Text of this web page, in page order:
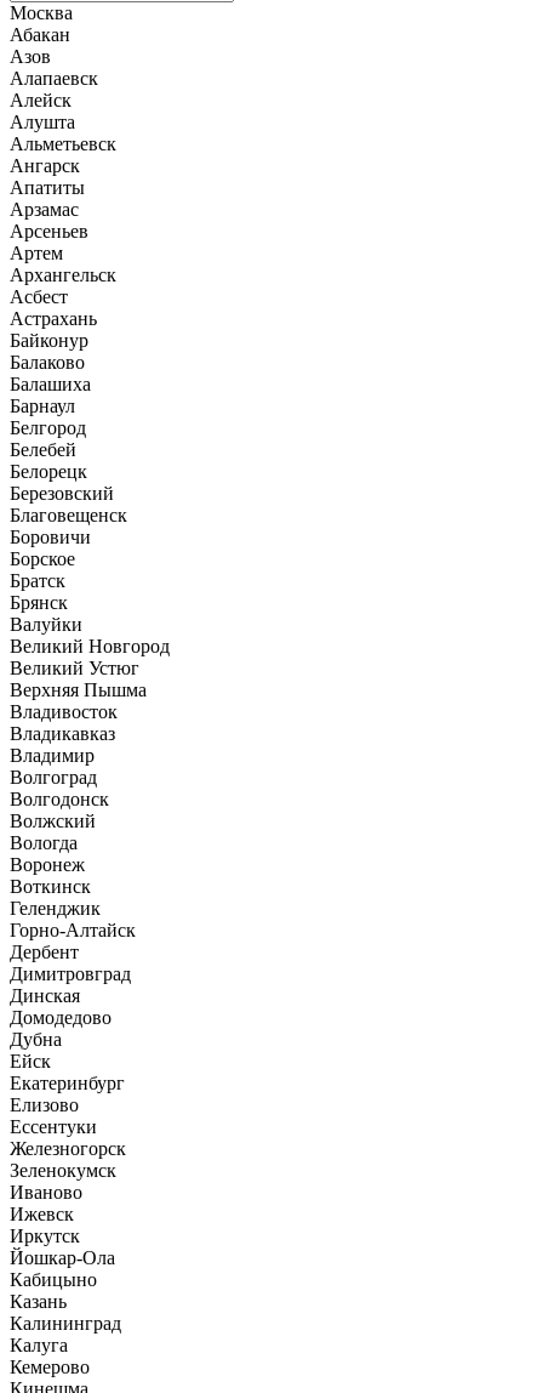
Москва
Абакан
Азов
Алапаевск
Алейск
Алушта
Альметьевск
Ангарск
Апатиты
Арзамас
Арсеньев
Артем
Архангельск
Асбест
Астрахань
Байконур
Балаково
Балашиха
Барнаул
Белгород
Белебей
Белорецк
Березовский
Благовещенск
Боровичи
Борское
Братск
Брянск
Валуйки
Великий Новгород
Великий Устюг
Верхняя Пышма
Владивосток
Владикавказ
Владимир
Волгоград
Волгодонск
Волжский
Вологда
Воронеж
Воткинск
Геленджик
Горно-Алтайск
Дербент
Димитровград
Динская
Домодедово
Дубна
Ейск
Екатеринбург
Елизово
Ессентуки
Железногорск
Зеленокумск
Иваново
Ижевск
Иркутск
Йошкар-Ола
Кабицыно
Казань
Калининград
Калуга
Кемерово
Кинешма